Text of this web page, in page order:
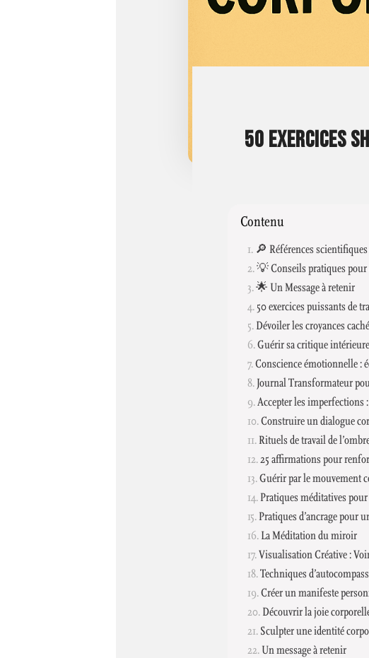
50 EXERCICES
Contenu
🔎 Références scientifiques
💡 Conseils pratiques
🌟 Un Message à retenir
50 exercices puissants de
Dévoiler les croyances
Guérir sa critique
Conscience émotionnelle :
Journal Transformateur
Accepter les imperfections
Construire un dialogue
Rituels de travail de
25 affirmations pour
Guérir par le mouvement
Pratiques méditatives
Pratiques d’ancrage pour
La Méditation du miroir
Visualisation Créative :
Techniques
Créer un manifeste
Découvrir la joie
Sculpter une identité
Un message à retenir